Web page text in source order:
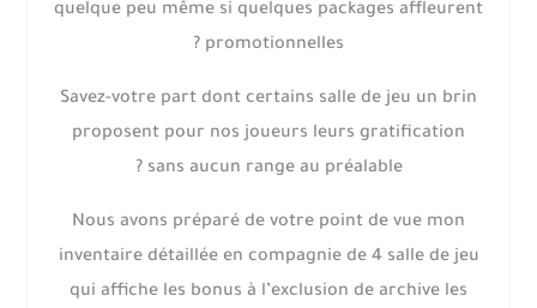
quelque peu même si quelques packages affleurent
promotionnelles ?
Savez-votre part dont certains salle de jeu un brin
proposent pour nos joueurs leurs gratification
sans aucun range au préalable ?
Nous avons préparé de votre point de vue mon
inventaire détaillée en compagnie de 4 salle de jeu
qui affiche les bonus à l’exclusion de archive les